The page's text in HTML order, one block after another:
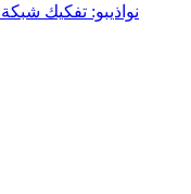
نواذيبو: تفكيك شبكة